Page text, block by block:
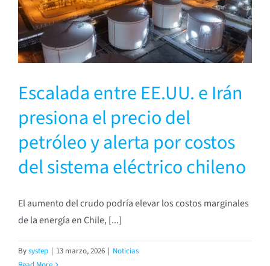
Escalada entre EE.UU. e Irán
presiona el precio del
petróleo y alerta por costos
del sistema eléctrico chileno
El aumento del crudo podría elevar los costos marginales
de la energía en Chile, [...]
Bysystep | 13 marzo, 2026 | Noticias